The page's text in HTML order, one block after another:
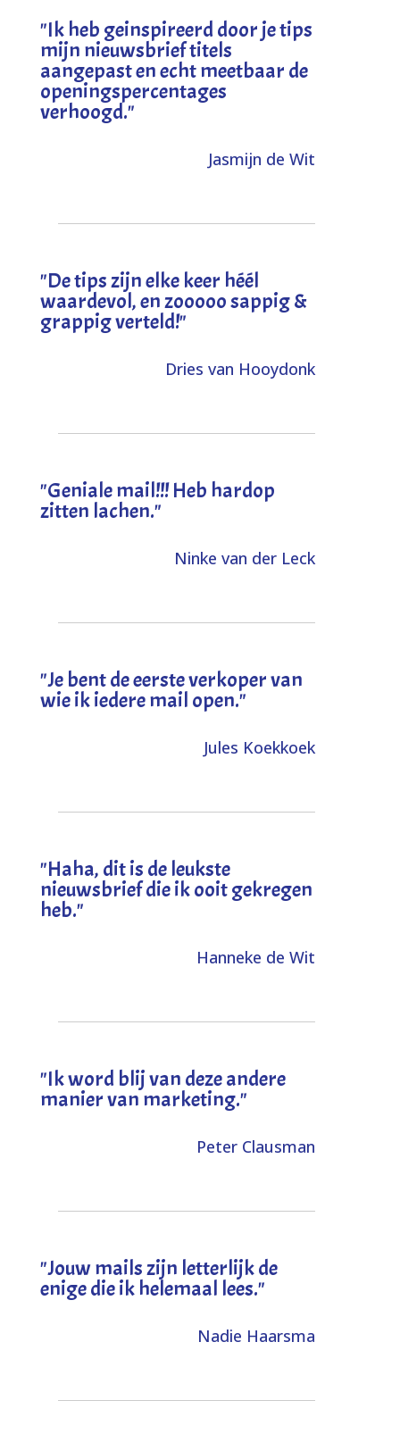
"Ik heb geinspireerd door je tips
mijn nieuwsbrief titels
aangepast en echt meetbaar de
openingspercentages
verhoogd."
Jasmijn de Wit
"De tips zijn elke keer héél
waardevol, en zooooo sappig &
grappig verteld!"
Dries van Hooydonk
"Geniale mail!!! Heb hardop
zitten lachen."
Ninke van der Leck
"Je bent de eerste verkoper van
wie ik iedere mail open."
Jules Koekkoek
"Haha, dit is de leukste
nieuwsbrief die ik ooit gekregen
heb."
Hanneke de Wit
"Ik word blij van deze andere
manier van marketing."
Peter Clausman
"Jouw mails zijn letterlijk de
enige die ik helemaal lees."
Nadie Haarsma